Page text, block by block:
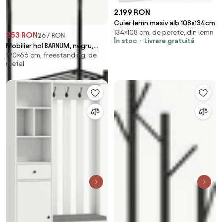
253 RON267 RON
Mobilier hol BARNUM, negru,
metal, 66x30x190 cm
190×66 cm, freestanding, de
metal
2.199 RON
Cuier lemn masiv alb 108x134cm
134×108 cm, de perete, din lemn
În stoc
Livrare gratuită